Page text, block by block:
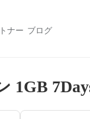
ナー ブログ
1GB